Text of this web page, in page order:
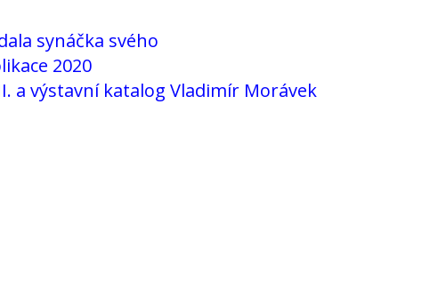
synáčka svého
2020
a výstavní katalog Vladimír Morávek